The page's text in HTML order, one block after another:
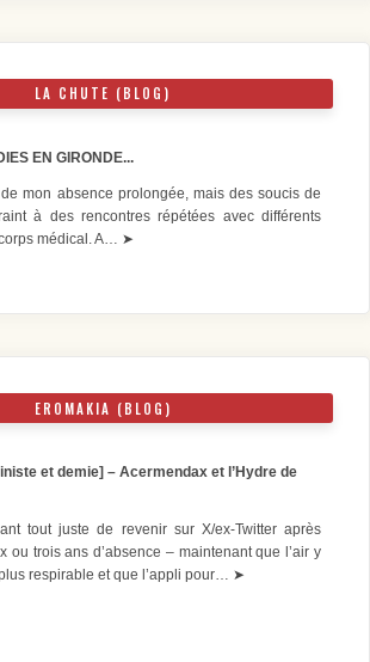
LA CHUTE (BLOG)
EN GIRONDE...
mon absence prolongée, mais des soucis de
à des rencontres répétées avec différents
médical. A… ➤
EROMAKIA (BLOG)
et demie] – Acermendax et l’Hydre de
tout juste de revenir sur X/ex-Twitter après
ou trois ans d’absence – maintenant que l’air y
respirable et que l’appli pour… ➤